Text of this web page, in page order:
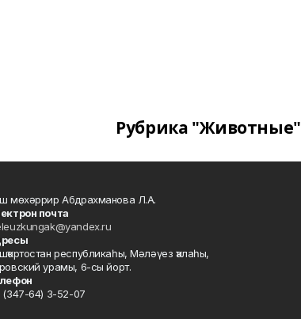
Рубрика "Животные"
мөхәррир Абдрахманова Л.А.
почта
республикаһы, Мәләүез ҡалаһы,
урамы, 6-сы йорт.
(347-64) 3-52-07